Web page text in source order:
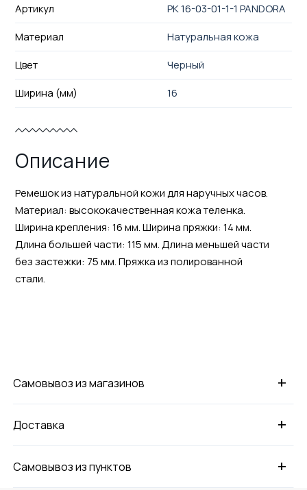
Артикул
РК 16-03-01-1-1 PANDORA
Материал
Натуральная кожа
Цвет
Черный
Ширина (мм)
16
Описание
Ремешок из натуральной кожи для наручных часов.
Материал: высококачественная кожа теленка.
Ширина крепления: 16 мм. Ширина пряжки: 14 мм.
Длина большей части: 115 мм. Длина меньшей части
без застежки: 75 мм. Пряжка из полированной
стали.
+
Самовывоз из магазинов
+
Доставка
+
Самовывоз из пунктов